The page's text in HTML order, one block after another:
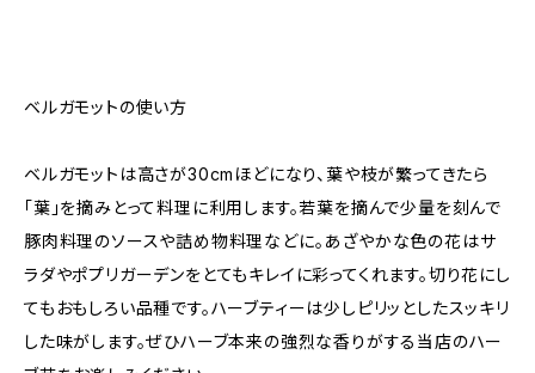
ベルガモットの使い方
ベルガモットは高さが30cmほどになり、葉や枝が繁ってきたら
「葉」を摘みとって料理に利用します。若葉を摘んで少量を刻んで
豚肉料理のソースや詰め物料理などに。あざやかな色の花はサ
ラダやポプリガーデンをとてもキレイに彩ってくれます。切り花にし
てもおもしろい品種です。ハーブティーは少しピリッとしたスッキリ
した味がします。ぜひハーブ本来の強烈な香りがする当店のハー